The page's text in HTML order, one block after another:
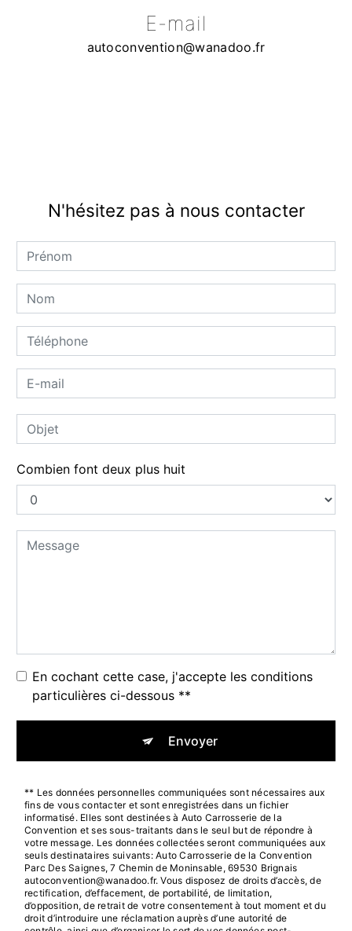
E-mail
autoconvention@wanadoo.fr
N'hésitez pas à nous contacter
Combien font deux plus huit
En cochant cette case, j'accepte les conditions
particulières ci-dessous **
Envoyer
** Les données personnelles communiquées sont nécessaires aux
fins de vous contacter et sont enregistrées dans un fichier
informatisé. Elles sont destinées à Auto Carrosserie de la
Convention et ses sous-traitants dans le seul but de répondre à
votre message. Les données collectées seront communiquées aux
seuls destinataires suivants: Auto Carrosserie de la Convention
Parc Des Saignes, 7 Chemin de Moninsable, 69530 Brignais
autoconvention@wanadoo.fr. Vous disposez de droits d’accès, de
rectification, d’effacement, de portabilité, de limitation,
d’opposition, de retrait de votre consentement à tout moment et du
droit d’introduire une réclamation auprès d’une autorité de